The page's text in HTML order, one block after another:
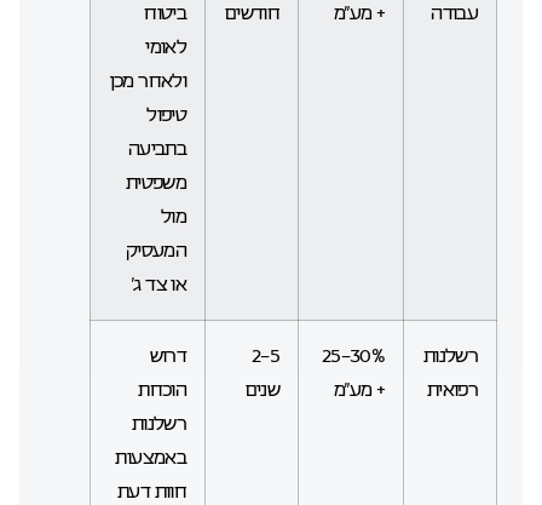
עבודה
+ מע”מ
חודשים
ביטוח
לאומי
ולאחר מכן
טיפול
בתביעה
משפטית
מול
המעסיק
או צד ג’
רשלנות
רפואית
25-30%
+ מע”מ
2-5
שנים
דרוש
הוכחת
רשלנות
באמצעות
חוות דעת